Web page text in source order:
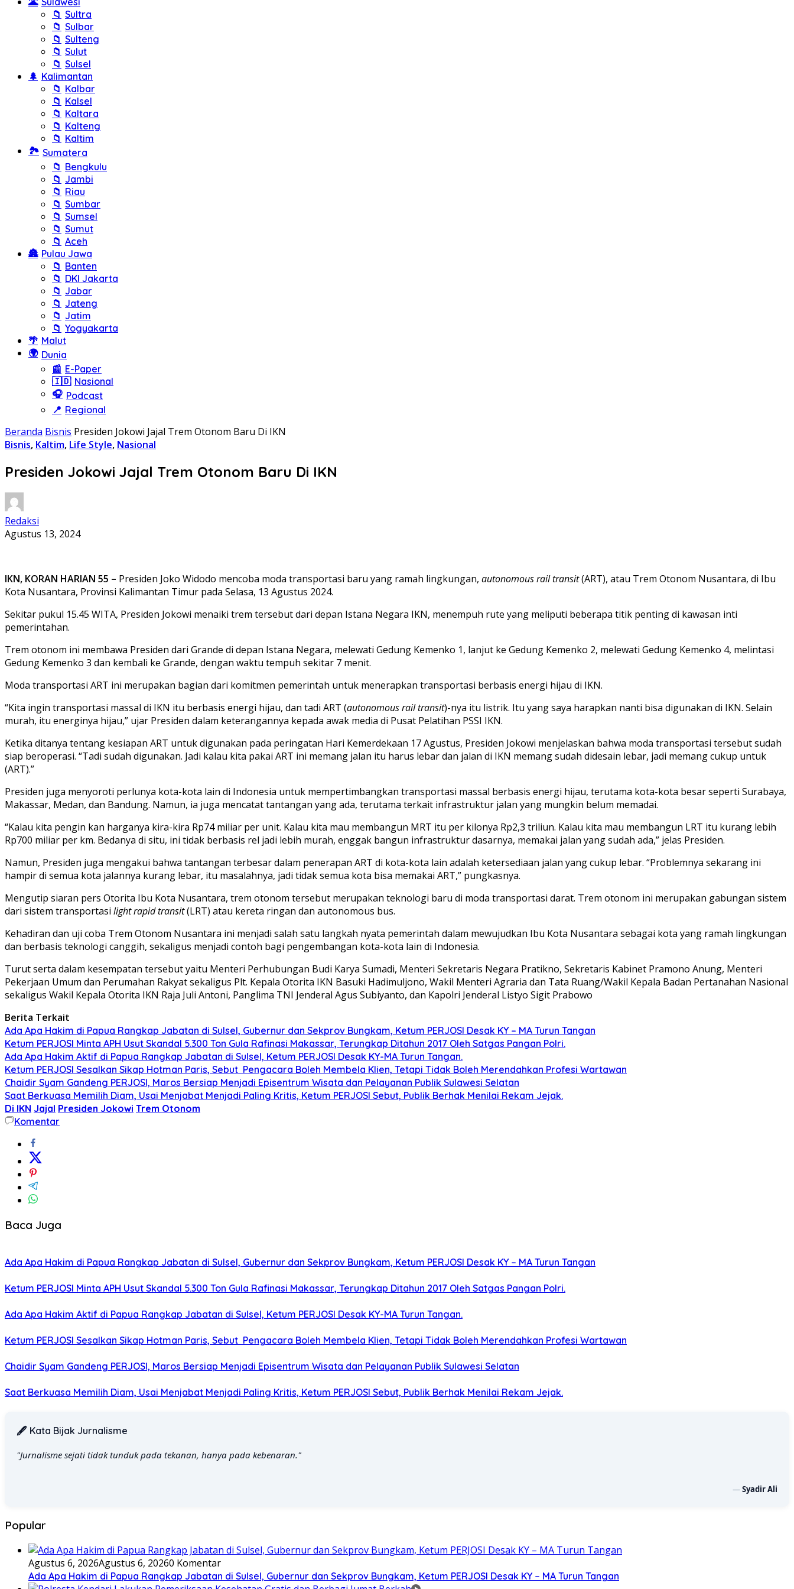
📁 Sultra
📁 Sulbar
📁 Sulteng
📁 Sulut
📁 Sulsel
🌲 Kalimantan
📁 Kalbar
📁 Kalsel
📁 Kaltara
📁 Kalteng
📁 Kaltim
🏞️ Sumatera
📁 Bengkulu
📁 Jambi
📁 Riau
📁 Sumbar
📁 Sumsel
📁 Sumut
📁 Aceh
🏯 Pulau Jawa
📁 Banten
📁 DKI Jakarta
📁 Jabar
📁 Jateng
📁 Jatim
📁 Yogyakarta
🌴 Malut
🌍 Dunia
📰 E-Paper
🇮🇩 Nasional
🎧 Podcast
📍 Regional
Beranda Bisnis Presiden Jokowi Jajal Trem Otonom Baru Di IKN
Bisnis, Kaltim, Life Style, Nasional
Presiden Jokowi Jajal Trem Otonom Baru Di IKN
Redaksi
Agustus 13, 2024
IKN, KORAN HARIAN 55 – Presiden Joko Widodo mencoba moda transportasi baru yang ramah lingkungan, autonomous rail transit(ART), atau Trem Otonom Nusantara, di Ibu
Kota Nusantara, Provinsi Kalimantan Timur pada Selasa, 13 Agustus 2024.
Sekitar pukul 15.45 WITA, Presiden Jokowi menaiki trem tersebut dari depan Istana Negara IKN, menempuh rute yang meliputi beberapa titik penting di kawasan inti
pemerintahan.
Trem otonom ini membawa Presiden dari Grande di depan Istana Negara, melewati Gedung Kemenko 1, lanjut ke Gedung Kemenko 2, melewati Gedung Kemenko 4, melintasi
Gedung Kemenko 3 dan kembali ke Grande, dengan waktu tempuh sekitar 7 menit.
Moda transportasi ART ini merupakan bagian dari komitmen pemerintah untuk menerapkan transportasi berbasis energi hijau di IKN.
“Kita ingin transportasi massal di IKN itu berbasis energi hijau, dan tadi ART (autonomous rail transit)-nya itu listrik. Itu yang saya harapkan nanti bisa digunakan di IKN. Selain
murah, itu energinya hijau,” ujar Presiden dalam keterangannya kepada awak media di Pusat Pelatihan PSSI IKN.
Ketika ditanya tentang kesiapan ART untuk digunakan pada peringatan Hari Kemerdekaan 17 Agustus, Presiden Jokowi menjelaskan bahwa moda transportasi tersebut sudah
siap beroperasi. “Tadi sudah digunakan. Jadi kalau kita pakai ART ini memang jalan itu harus lebar dan jalan di IKN memang sudah didesain lebar, jadi memang cukup untuk
(ART).”
Presiden juga menyoroti perlunya kota-kota lain di Indonesia untuk mempertimbangkan transportasi massal berbasis energi hijau, terutama kota-kota besar seperti Surabaya,
Makassar, Medan, dan Bandung. Namun, ia juga mencatat tantangan yang ada, terutama terkait infrastruktur jalan yang mungkin belum memadai.
“Kalau kita pengin kan harganya kira-kira Rp74 miliar per unit. Kalau kita mau membangun MRT itu per kilonya Rp2,3 triliun. Kalau kita mau membangun LRT itu kurang lebih
Rp700 miliar per km. Bedanya di situ, ini tidak berbasis rel jadi lebih murah, enggak bangun infrastruktur dasarnya, memakai jalan yang sudah ada,” jelas Presiden.
Namun, Presiden juga mengakui bahwa tantangan terbesar dalam penerapan ART di kota-kota lain adalah ketersediaan jalan yang cukup lebar. “Problemnya sekarang ini
hampir di semua kota jalannya kurang lebar, itu masalahnya, jadi tidak semua kota bisa memakai ART,” pungkasnya.
Mengutip siaran pers Otorita Ibu Kota Nusantara, trem otonom tersebut merupakan teknologi baru di moda transportasi darat. Trem otonom ini merupakan gabungan sistem
dari sistem transportasi light rapid transit(LRT) atau kereta ringan dan autonomous bus.
Kehadiran dan uji coba Trem Otonom Nusantara ini menjadi salah satu langkah nyata pemerintah dalam mewujudkan Ibu Kota Nusantara sebagai kota yang ramah lingkungan
dan berbasis teknologi canggih, sekaligus menjadi contoh bagi pengembangan kota-kota lain di Indonesia.
Turut serta dalam kesempatan tersebut yaitu Menteri Perhubungan Budi Karya Sumadi, Menteri Sekretaris Negara Pratikno, Sekretaris Kabinet Pramono Anung, Menteri
Pekerjaan Umum dan Perumahan Rakyat sekaligus Plt. Kepala Otorita IKN Basuki Hadimuljono, Wakil Menteri Agraria dan Tata Ruang/Wakil Kepala Badan Pertanahan Nasional
sekaligus Wakil Kepala Otorita IKN Raja Juli Antoni, Panglima TNI Jenderal Agus Subiyanto, dan Kapolri Jenderal Listyo Sigit Prabowo
Berita Terkait
Ada Apa Hakim di Papua Rangkap Jabatan di Sulsel, Gubernur dan Sekprov Bungkam, Ketum PERJOSI Desak KY – MA Turun Tangan
Ketum PERJOSI Minta APH Usut Skandal 5.300 Ton Gula Rafinasi Makassar, Terungkap Ditahun 2017 Oleh Satgas Pangan Polri.
Ada Apa Hakim Aktif di Papua Rangkap Jabatan di Sulsel, Ketum PERJOSI Desak KY-MA Turun Tangan.
Ketum PERJOSI Sesalkan Sikap Hotman Paris, Sebut Pengacara Boleh Membela Klien, Tetapi Tidak Boleh Merendahkan Profesi Wartawan
Chaidir Syam Gandeng PERJOSI, Maros Bersiap Menjadi Episentrum Wisata dan Pelayanan Publik Sulawesi Selatan
Saat Berkuasa Memilih Diam, Usai Menjabat Menjadi Paling Kritis, Ketum PERJOSI Sebut, Publik Berhak Menilai Rekam Jejak.
Di IKN Jajal Presiden Jokowi Trem Otonom
Komentar
Baca Juga
Ada Apa Hakim di Papua Rangkap Jabatan di Sulsel, Gubernur dan Sekprov Bungkam, Ketum PERJOSI Desak KY – MA Turun Tangan
Ketum PERJOSI Minta APH Usut Skandal 5.300 Ton Gula Rafinasi Makassar, Terungkap Ditahun 2017 Oleh Satgas Pangan Polri.
Ada Apa Hakim Aktif di Papua Rangkap Jabatan di Sulsel, Ketum PERJOSI Desak KY-MA Turun Tangan.
Ketum PERJOSI Sesalkan Sikap Hotman Paris, Sebut Pengacara Boleh Membela Klien, Tetapi Tidak Boleh Merendahkan Profesi Wartawan
Chaidir Syam Gandeng PERJOSI, Maros Bersiap Menjadi Episentrum Wisata dan Pelayanan Publik Sulawesi Selatan
Saat Berkuasa Memilih Diam, Usai Menjabat Menjadi Paling Kritis, Ketum PERJOSI Sebut, Publik Berhak Menilai Rekam Jejak.
🖋️ Kata Bijak Jurnalisme
"Jurnalisme sejati tidak tunduk pada tekanan, hanya pada kebenaran."
—Syadir Ali
Popular
Agustus 6, 2026Agustus 6, 20260 Komentar
Ada Apa Hakim di Papua Rangkap Jabatan di Sulsel, Gubernur dan Sekprov Bungkam, Ketum PERJOSI Desak KY – MA Turun Tangan